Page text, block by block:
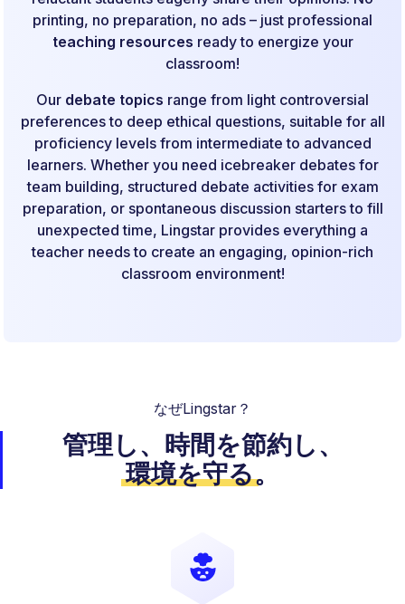
printing, no preparation, no ads – just professional
teaching resources ready to energize your
classroom!
Our debate topics range from light controversial
preferences to deep ethical questions, suitable for all
proficiency levels from intermediate to advanced
learners. Whether you need icebreaker debates for
team building, structured debate activities for exam
preparation, or spontaneous discussion starters to fill
unexpected time, Lingstar provides everything a
teacher needs to create an engaging, opinion-rich
classroom environment!
なぜLingstar？
管理し、時間を節約し、
環境を守る。